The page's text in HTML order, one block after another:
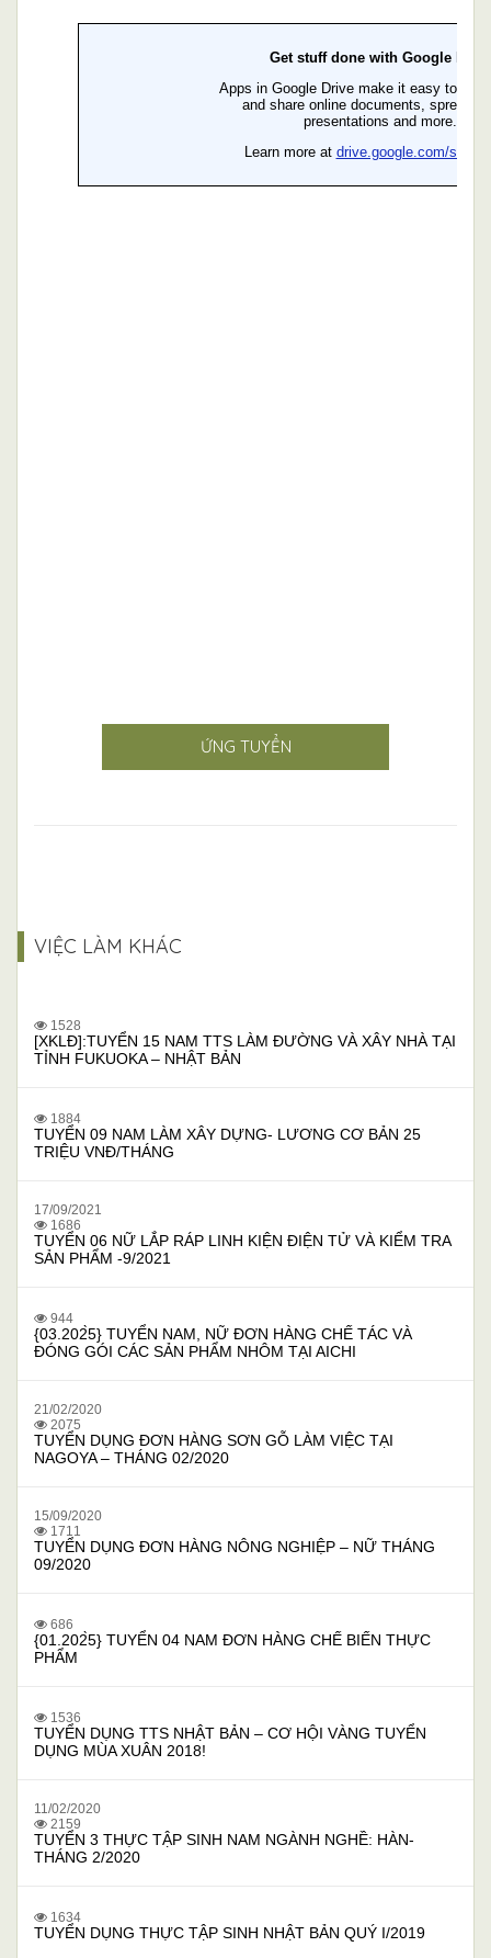
ỨNG TUYỂN
VIỆC LÀM KHÁC
1528
[XKLĐ]:TUYỂN 15 NAM TTS LÀM ĐƯỜNG VÀ XÂY NHÀ TẠI
TỈNH FUKUOKA – NHẬT BẢN
1884
TUYỂN 09 NAM LÀM XÂY DỰNG- LƯƠNG CƠ BẢN 25
TRIỆU VNĐ/THÁNG
17/09/2021
1686
TUYỂN 06 NỮ LẮP RÁP LINH KIỆN ĐIỆN TỬ VÀ KIỂM TRA
SẢN PHẨM -9/2021
944
{03.202̀5} TUYỂN NAM, NỮ ĐƠN HÀNG CHẾ TÁC VÀ
ĐÓNG GÓI CÁC SẢN PHẨM NHÔM TẠI AICHI
21/02/2020
2075
TUYỂN DỤNG ĐƠN HÀNG SƠN GỖ LÀM VIỆC TẠI
NAGOYA – THÁNG 02/2020
15/09/2020
1711
TUYỂN DỤNG ĐƠN HÀNG NÔNG NGHIỆP – NỮ THÁNG
09/2020
686
{01.202̀5} TUYỂN 04 NAM ĐƠN HÀNG CHẾ BIẾN THỰC
PHẨM
1536
TUYỂN DỤNG TTS NHẬT BẢN – CƠ HỘI VÀNG TUYỂN
DỤNG MÙA XUÂN 2018!
11/02/2020
2159
TUYỂN 3 THỰC TẬP SINH NAM NGÀNH NGHỀ: HÀN-
THÁNG 2/2020
1634
TUYỂN DỤNG THỰC TẬP SINH NHẬT BẢN QUÝ I/2019